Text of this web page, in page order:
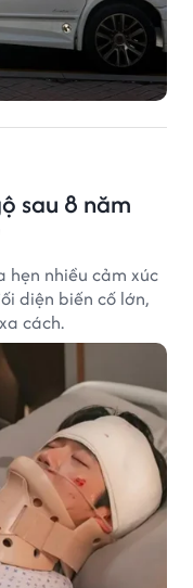
sau 8 năm
hẹn nhiều cảm xúc
diện biến cố lớn,
cách.